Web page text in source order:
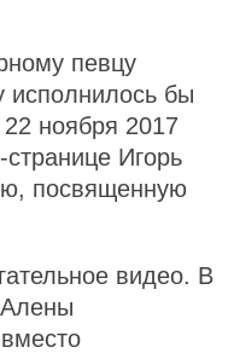
певцу
исполнилось бы
ноября 2017
Игорь
посвященную
видео. В
Алены